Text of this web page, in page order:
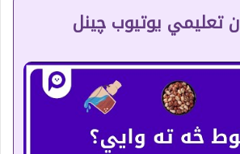
تعلیمي یوتیوب چینل